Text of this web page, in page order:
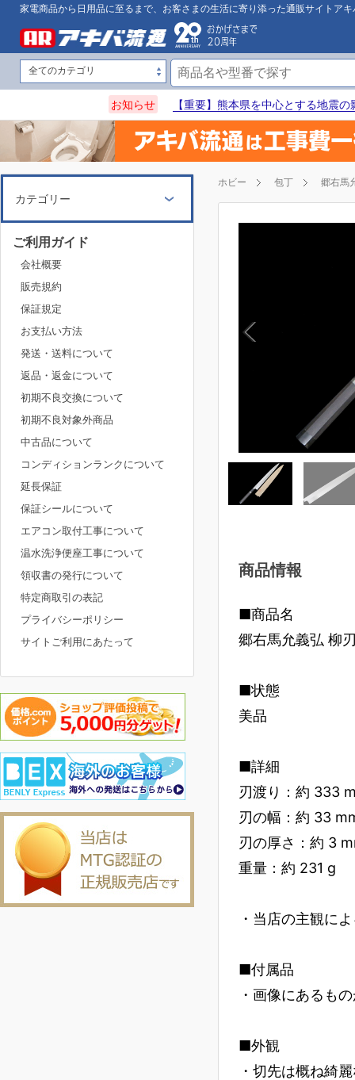
家電商品から日用品に至るまで、お客さまの生活に寄り添った通販サイトアキ
お知らせ 【重要】熊本県を中心とする地震
ホビー 包丁 郷右馬
商品情報
■商品名
郷右馬允義弘 柳
■状態
美品
■詳細
刃渡り：約 333
刃の幅：約 33
刃の厚さ：約 3
重量：約 231 g
・当店の主観に
■付属品
・画像にあるも
■外観
・切先は概ね綺
カテゴリー
ご利用ガイド
会社概要
販売規約
保証規定
お支払い方法
発送・送料について
返品・返金について
初期不良交換について
初期不良対象外商品
中古品について
コンディションランクについて
延長保証
保証シールについて
エアコン取付工事について
温水洗浄便座工事について
領収書の発行について
特定商取引の表記
プライバシーポリシー
サイトご利用にあたって